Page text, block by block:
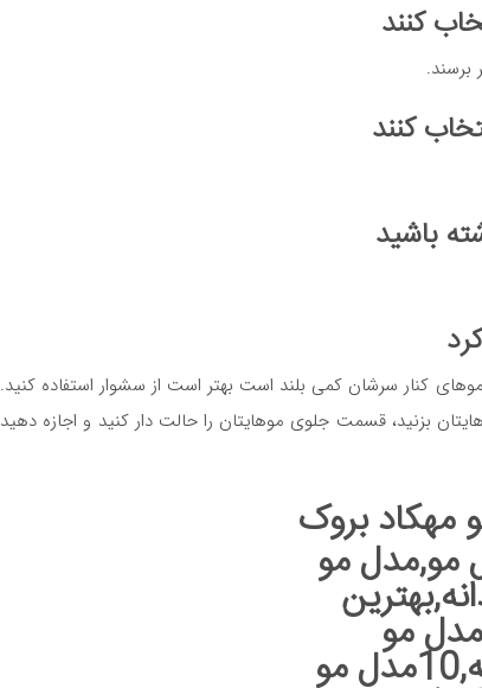
کنند
کنند
باشید
کنار سرشان کمی بلند است بهتر است از سشوار استفاده کنید.
بزنید، قسمت جلوی موهایتان را حالت دار کنید و اجازه دهید
مهکاد بروک